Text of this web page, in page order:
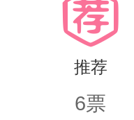
推荐
6票